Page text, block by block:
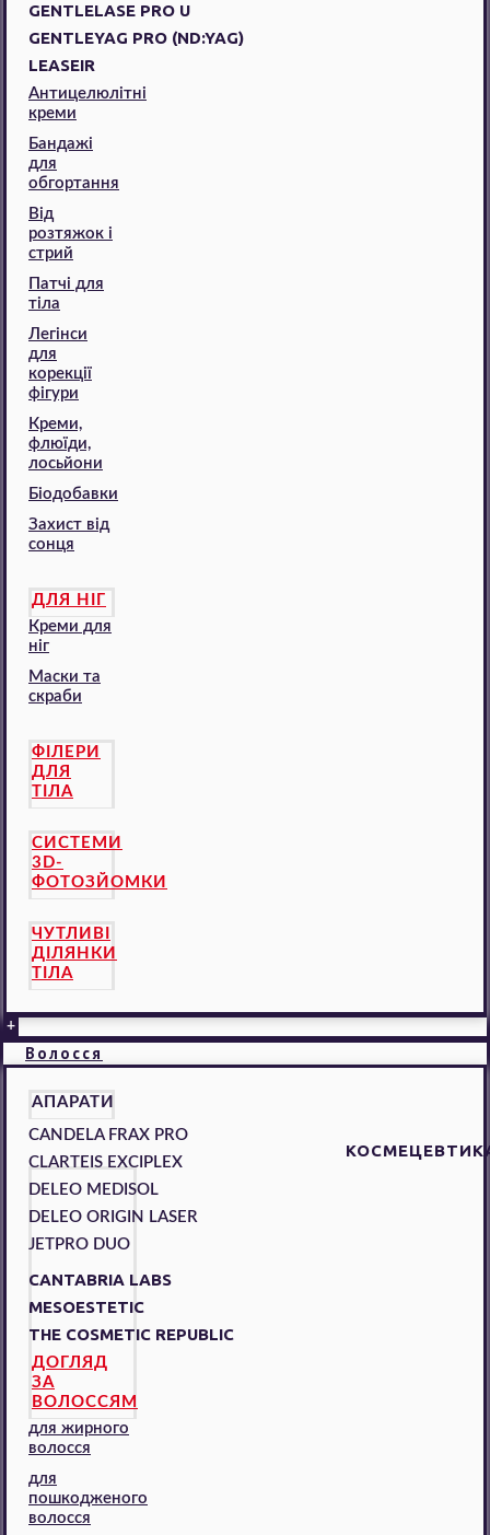
GENTLELASE PRO U
GENTLEYAG PRO (ND:YAG)
LEASEIR
Антицелюлітні
креми
Бандажі
для
обгортання
Від
розтяжок і
стрий
Патчі для
тіла
Легінси
для
корекції
фігури
Креми,
флюїди,
лосьйони
Біодобавки
Захист від
сонця
ДЛЯ НІГ
Креми для
ніг
Маски та
скраби
ФІЛЕРИ
ДЛЯ
ТІЛА
СИСТЕМИ
3D-
ФОТОЗЙОМКИ
ЧУТЛИВІ
ДІЛЯНКИ
ТІЛА
+
Волосся
АПАРАТИ
CANDELA FRAX PRO
CLARTEIS EXCIPLEX
DELEO MEDISOL
DELEO ORIGIN LASER
JETPRO DUO
CANTABRIA LABS
MESOESTETIC
THE COSMETIC REPUBLIC
ДОГЛЯД
ЗА
ВОЛОССЯМ
для жирного
волосся
для
пошкодженого
волосся